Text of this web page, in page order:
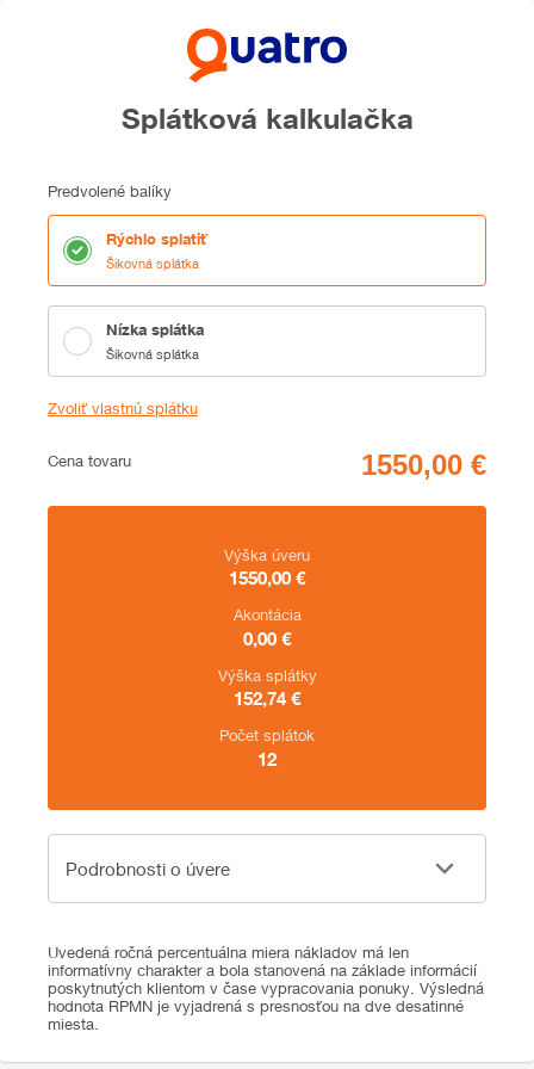
Splátková kalkulačka
Predvolené balíky
Rýchlo splatiť
Šikovná splátka
Nízka splátka
Šikovná splátka
Zvoliť vlastnú splátku
Cena
Cena tovaru
Zhrnutie
Výška úveru
1550,00 €
Akontácia
0,00 €
Výška splátky
152,74 €
Počet splátok
12
Podrobnosti o úvere
Podrobnosti o úvere
Uvedená ročná percentuálna miera nákladov má len
informatívny charakter a bola stanovená na základe informácií
poskytnutých klientom v čase vypracovania ponuky. Výsledná
hodnota RPMN je vyjadrená s presnosťou na dve desatinné
miesta.